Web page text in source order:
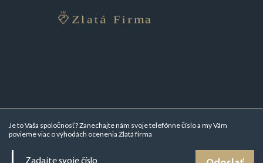
Je to Vaša spoločnosť? Zanechajte nám svoje telefónne číslo a my Vám
povieme viac ovýhodách ocenenia Zlatá firma